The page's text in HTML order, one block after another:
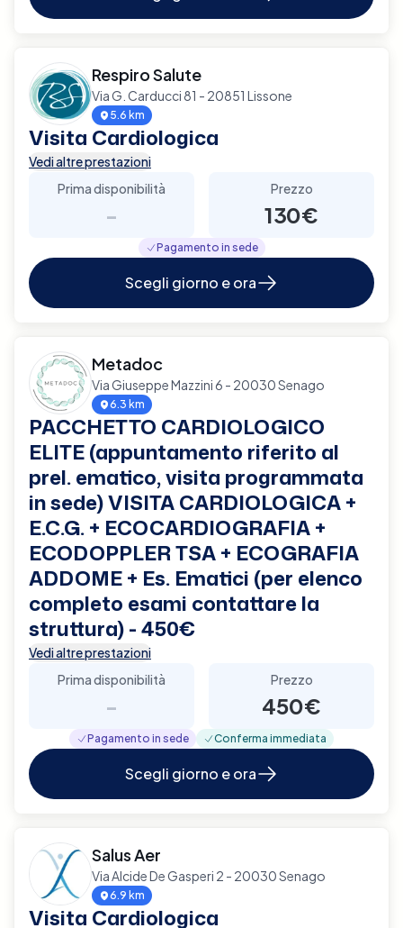
Respiro Salute
Via G. Carducci 81 - 20851 Lissone
5.6 km
Visita Cardiologica
Vedi altre prestazioni
Prima disponibilità
-
Prezzo
130€
Pagamento in sede
Scegli giorno e ora
Metadoc
Via Giuseppe Mazzini 6 - 20030 Senago
6.3 km
PACCHETTO CARDIOLOGICO
ELITE (appuntamento riferito al
prel. ematico, visita programmata
in sede) VISITA CARDIOLOGICA +
E.C.G. + ECOCARDIOGRAFIA +
ECODOPPLER TSA + ECOGRAFIA
ADDOME + Es. Ematici (per elenco
completo esami contattare la
struttura) - 450€
Vedi altre prestazioni
Prima disponibilità
-
Prezzo
450€
Pagamento in sede Conferma immediata
Scegli giorno e ora
Salus Aer
Via Alcide De Gasperi 2 - 20030 Senago
6.9 km
Visita Cardiologica